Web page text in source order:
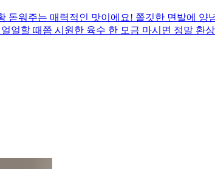
돋워주는 매력적인 맛이에요! 쫄깃한 면발에
얼할 때쯤 시원한 육수 한 모금 마시면 정말 환